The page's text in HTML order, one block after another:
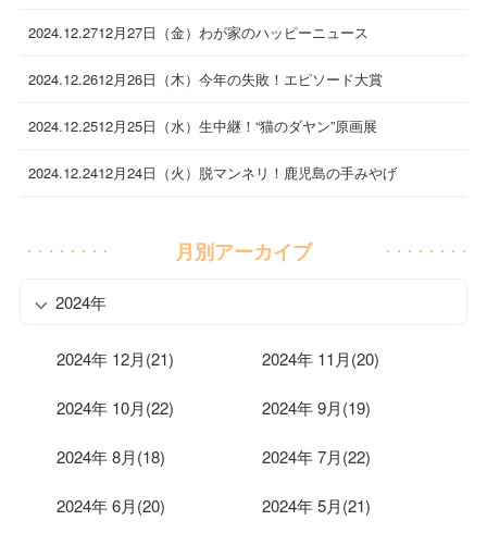
2024.12.2712月27日（金）わが家のハッピーニュース
2024.12.2612月26日（木）今年の失敗！エピソード大賞
2024.12.2512月25日（水）生中継！“猫のダヤン”原画展
2024.12.2412月24日（火）脱マンネリ！鹿児島の手みやげ
月別アーカイブ
2024年
2024年 12月(21) 2024年 11月(20)
2024年 10月(22) 2024年 9月(19)
2024年 8月(18) 2024年 7月(22)
2024年 6月(20) 2024年 5月(21)